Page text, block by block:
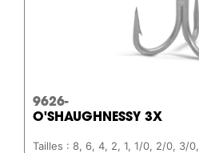
9626-
O'SHAUGHNESSY 3X
Tailles : 8, 6, 4, 2, 1, 1/0, 2/0, 3/